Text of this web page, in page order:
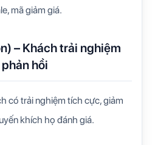
mã giảm giá.
– Khách trải nghiệm
hồi
có trải nghiệm tích cực, giảm
khích họ đánh giá.